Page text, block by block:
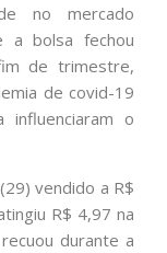
no mercado
a bolsa fechou
de trimestre,
de covid-19
o
vendido a R$
R$ 4,97 na
durante a